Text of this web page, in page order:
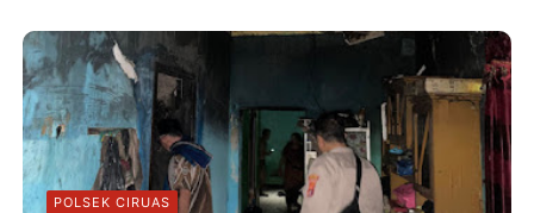
POLSEK CIRUAS